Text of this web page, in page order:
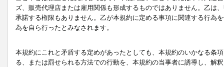
ズ、販売代理店または雇用関係も形成するものではありません。乙は
承諾する権限もありません。乙が本規約に定める事項に関連する行為
為を自ら行ったとみなされます。
本規約にこれと矛盾する定めがあったとしても、本規約のいかなる条
る、または罰せられる方法での行動を、本規約の当事者に誘導し、解